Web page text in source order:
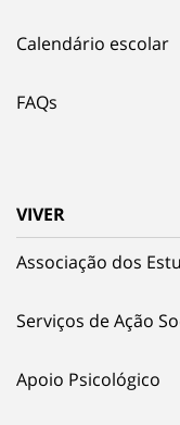
Calendário escolar
FAQs
VIVER
Associação dos
Serviços de Ação
Apoio Psicológico